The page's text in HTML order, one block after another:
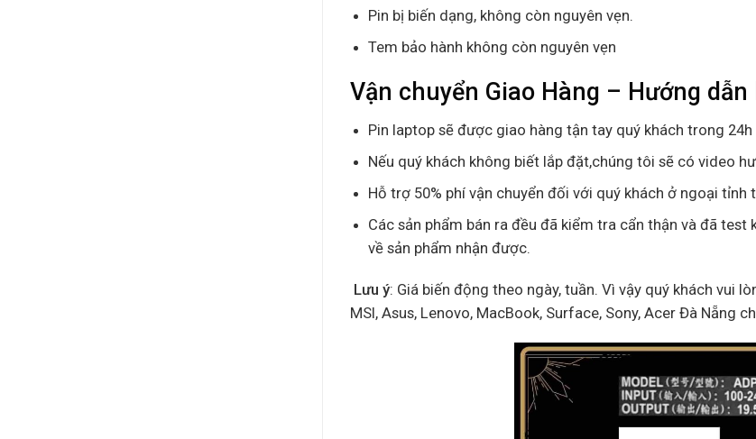
Pin bị biến dạng, không còn nguyên vẹn.
Tem bảo hành không còn nguyên vẹn
Vận chuyển Giao Hàng – Hướng
Pin laptop sẽ được giao hàng tận tay quý khách trong
Nếu quý khách không biết lắp đặt,chúng tôi sẽ có video
Hỗ trợ 50% phí vận chuyển đối với quý khách ở ngoại tỉnh
Các sản phẩm bán ra đều đã kiểm tra cẩn thận và đã
về sản phẩm nhận được.
Lưu ý: Giá biến động theo ngày, tuần. Vì vậy quý khách vui
MSI, Asus, Lenovo, MacBook, Surface, Sony, Acer Đà Nẵng